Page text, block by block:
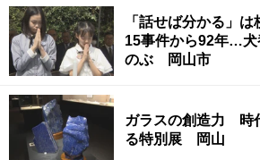
「話せば分かる」
15事件から92年…犬
のぶ 岡山市
ガラスの創造力 時
る特別展 岡山